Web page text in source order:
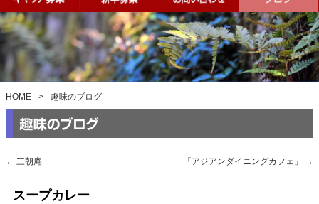
HOME > 趣味のブログ
← 三朝庵 「アジアンダイニングカフェ」 →
スープカレー